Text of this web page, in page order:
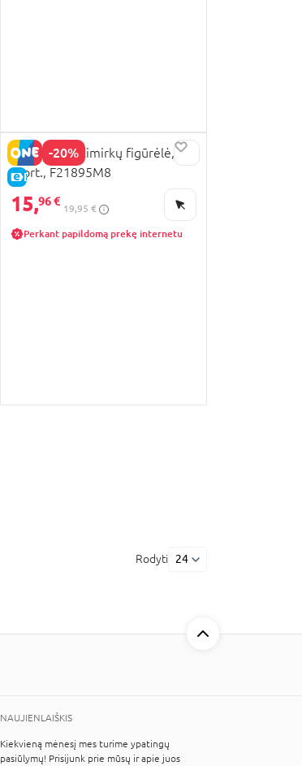
-20%
E-KAINA
PEPPA PIG akimirkų figūrėlė,
asort., F21895M8
15,96 €
19,95 €
Perkant papildomą prekę internetu
Rodyti 24
NAUJIENLAIŠKIS
Kiekvieną mėnesį mes turime ypatingų
pasiūlymų! Prisijunk prie mūsų ir apie juos